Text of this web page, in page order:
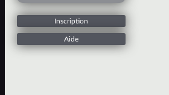
Inscription
Aide